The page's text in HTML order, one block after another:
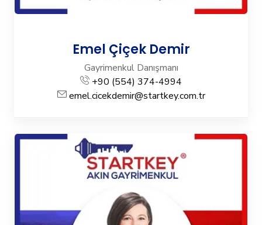
Emel Çiçek Demir
Gayrimenkul Danışmanı
+90 (554) 374-4994
emel.cicekdemir@startkey.com.tr